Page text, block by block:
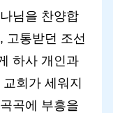
님을 찬양합
고통받던 조선
하사 개인과
회가 세워지
곡에 부흥을